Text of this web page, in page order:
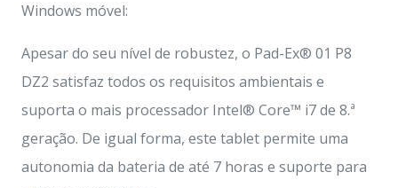
Windows móvel:
Apesar do seu nível de robustez, o Pad-Ex® 01 P8
DZ2 satisfaz todos os requisitos ambientais e
suporta o mais processador Intel® Core™ i7 de 8.ª
geração. De igual forma, este tablet permite uma
autonomia da bateria de até 7 horas e suporte para